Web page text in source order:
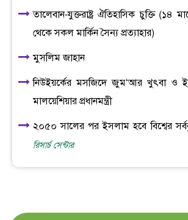
তালেবান-যুক্তরাষ্ট্র ঐতিহাসিক চুক্তি (১৪
থেকে সকল মার্কিন সৈন্য প্রত্যাহার)
মুসলিম জাহান
নিউইয়র্কের মসজিদে জুম‘আর খুৎবা ও
মালয়েশিয়ার প্রধানমন্ত্রী
২০৫০ সালের পর ইসলাম হবে বিশ্বের
রিসার্চ সেন্টার